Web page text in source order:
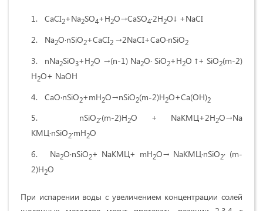
CaCI2+Na2SO4+H2O→CaSO4∙2H2O↓ +NaCI
Na2O∙nSiO2+CaCI2 →2NaCI+CaO∙nSiO2
nNа2SiO3+H2O →(n-1) Na2O∙ SiO2+H2O ↑+ SiO2(m-2)
H2O+ NaOН
CaO∙nSiO2+mH2O→nSiO2(m-2)H2O+Ca(OH)2
nSiO2∙(m-2)H2O + NaKMЦ+2H2O→Na
KMЦ∙nSiO2∙mH2O
Na2O∙nSiO2+ NaKMЦ+ mH2O→ NaKMЦ∙nSiO2∙ (m-
2)H2O
При испарении воды с увеличением концентрации солей